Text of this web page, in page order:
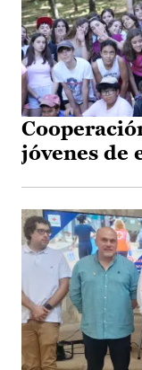
jóvenes de